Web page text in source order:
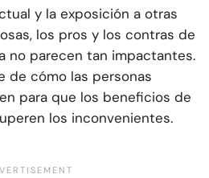
y la exposición a otras
los pros y los contras de
no parecen tan impactantes.
de cómo las personas
para que los beneficios de
los inconvenientes.